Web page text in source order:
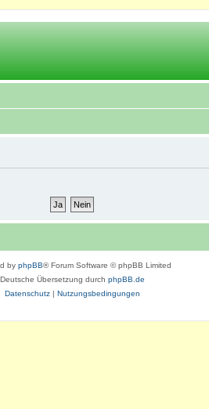
by phpBB® Forum Software © phpBB Limited
Deutsche Übersetzung durch phpBB.de
Datenschutz| Nutzungsbedingungen